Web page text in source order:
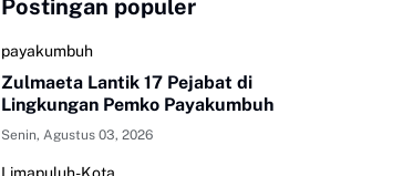
Postingan populer
payakumbuh
Zulmaeta Lantik 17 Pejabat di
Lingkungan Pemko Payakumbuh
Senin, Agustus 03, 2026